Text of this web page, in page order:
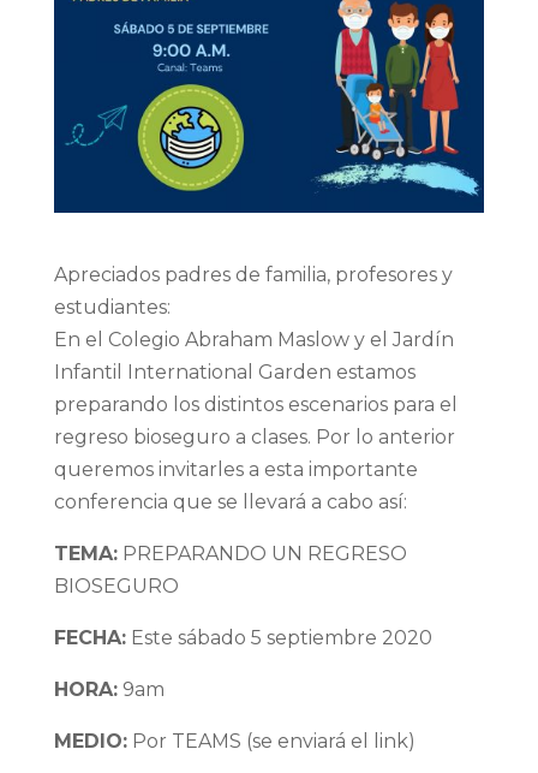
Apreciados padres de familia, profesores y
estudiantes:
En el Colegio Abraham Maslow y el Jardín
Infantil International Garden estamos
preparando los distintos escenarios para el
regreso bioseguro a clases. Por lo anterior
queremos invitarles a esta importante
conferencia que se llevará a cabo así:
TEMA:PREPARANDO UN REGRESO
BIOSEGURO
FECHA:Este sábado 5 septiembre 2020
HORA:9am
MEDIO:Por TEAMS (se enviará el link)